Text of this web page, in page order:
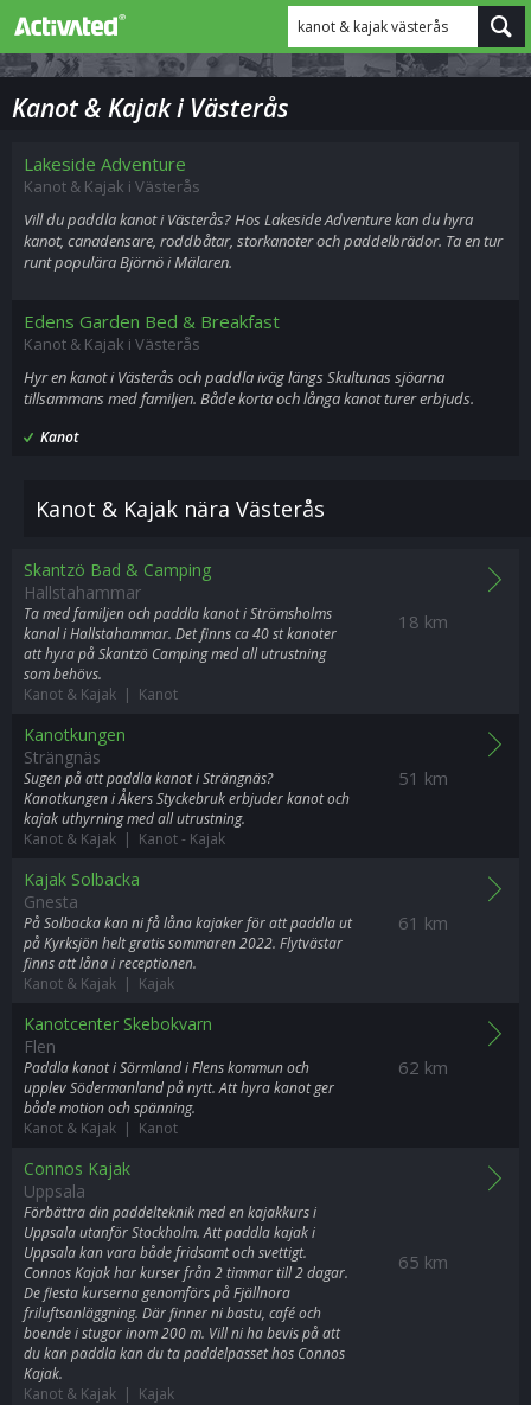
kanot & kajak västerås
Kanot & Kajak i Västerås
Lakeside Adventure
Kanot & Kajak i Västerås
Vill du paddla kanot i Västerås? Hos Lakeside Adventure kan du hyra
kanot, canadensare, roddbåtar, storkanoter och paddelbrädor. Ta en tur
runt populära Björnö i Mälaren.
Edens Garden Bed & Breakfast
Kanot & Kajak i Västerås
Hyr en kanot i Västerås och paddla iväg längs Skultunas sjöarna
tillsammans med familjen. Både korta och långa kanot turer erbjuds.
Kanot
Kanot & Kajak nära Västerås
18 km
Skantzö Bad & Camping
Hallstahammar
Ta med familjen och paddla kanot i Strömsholms
kanal i Hallstahammar. Det finns ca 40 st kanoter
att hyra på Skantzö Camping med all utrustning
som behövs.
Kanot & Kajak | Kanot
51 km
Kanotkungen
Strängnäs
Sugen på att paddla kanot i Strängnäs?
Kanotkungen i Åkers Styckebruk erbjuder kanot och
kajak uthyrning med all utrustning.
Kanot & Kajak | Kanot- Kajak
61 km
Kajak Solbacka
Gnesta
På Solbacka kan ni få låna kajaker för att paddla ut
på Kyrksjön helt gratis sommaren 2022. Flytvästar
finns att låna i receptionen.
Kanot & Kajak | Kajak
62 km
Kanotcenter Skebokvarn
Flen
Paddla kanot i Sörmland i Flens kommun och
upplev Södermanland på nytt. Att hyra kanot ger
både motion och spänning.
Kanot & Kajak | Kanot
65 km
Connos Kajak
Uppsala
Förbättra din paddelteknik med en kajakkurs i
Uppsala utanför Stockholm. Att paddla kajak i
Uppsala kan vara både fridsamt och svettigt.
Connos Kajak har kurser från 2 timmar till 2 dagar.
De flesta kurserna genomförs på Fjällnora
friluftsanläggning. Där finner ni bastu, café och
boende i stugor inom 200 m. Vill ni ha bevis på att
du kan paddla kan du ta paddelpasset hos Connos
Kajak.
Kanot & Kajak | Kajak